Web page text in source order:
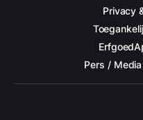
Privacy
Pers /